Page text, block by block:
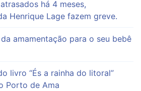
há 4 meses,
Henrique Lage fazem greve.
amamentação para o seu bebê
livro “És a rainha do litoral”
Porto de Ama